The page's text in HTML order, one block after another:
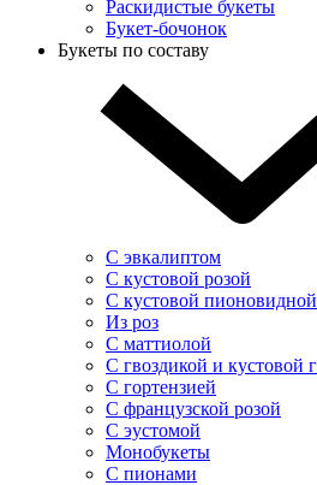
Раскидистые букеты
Букет-бочонок
Букеты по составу
С эвкалиптом
С кустовой розой
С кустовой
Из роз
С маттиолой
С гвоздикой и кустовой
С гортензией
С французской розой
С эустомой
Монобукеты
С пионами